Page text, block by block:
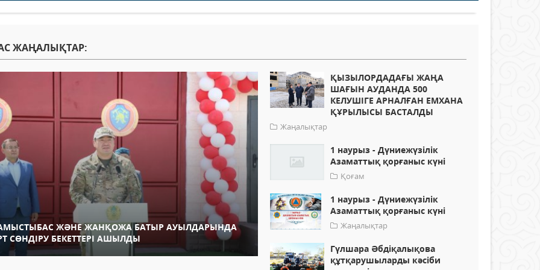
ЖАҢАЛЫҚТАР:
ЖӘНЕ ЖАНҚОЖА БАТЫР АУЫЛДАРЫНДА
СӨНДІРУ БЕКЕТТЕРІ АШЫЛДЫ
ҚЫЗЫЛОРДАДАҒЫ ЖАҢА
ШАҒЫН АУДАНДА 500
КЕЛУШІГЕ АРНАЛҒАН ЕМХАНА
ҚҰРЫЛЫСЫ БАСТАЛДЫ
Жаңалықтар
1 наурыз - Дүниежүзілік
Азаматтық қорғаныс күні
Қоғам
1 наурыз - Дүниежүзілік
Азаматтық қорғаныс күні
Жаңалықтар
Гүлшара Әбдіқалықова
құтқарушыларды кәсіби